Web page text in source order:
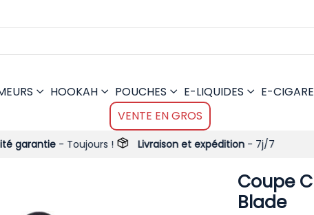
HOOKAH POUCHES E-LIQUIDES E-
VENTE EN GROS
Toujours ! Livraison et expédition- 7j/7
Coupe
Blade